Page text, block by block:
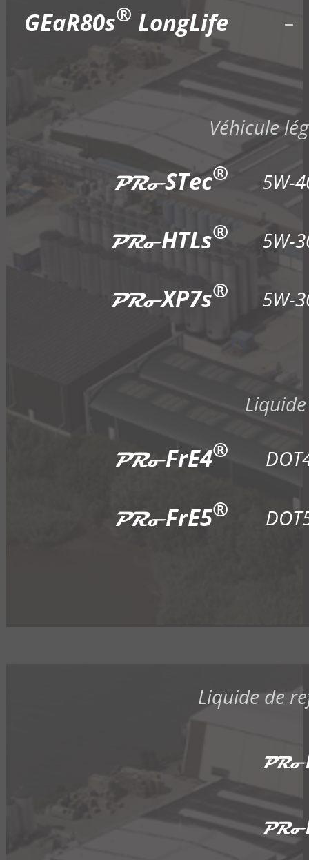
GEaR80s® LongLife –
Véhicule
PRoSTec® 5W-
PRoHTLs® 5W-
PRoXP7s® 5W-
PRoFrE4®
PRoFrE5®
Liquide de
PRo
PRo